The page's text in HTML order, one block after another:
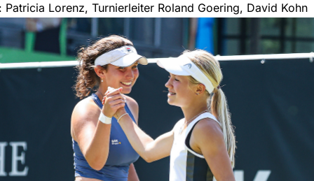
Patricia Lorenz, Turnierleiter Roland Goering, David Kohn